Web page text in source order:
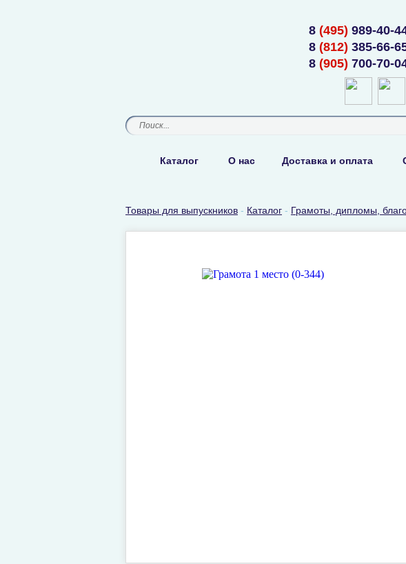
8 (495) 989-40-
8 (812) 385-66-
8 (905) 700-70-
Каталог О нас Доставка и оплата
Товары для выпускников - Каталог - Грамоты, дипломы,